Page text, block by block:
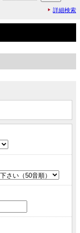
詳細検索